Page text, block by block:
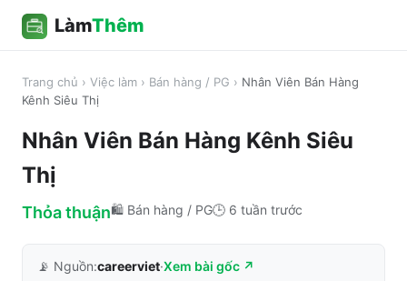
LàmThêm
Trang chủ › Việc làm › Bán hàng / PG › Nhân Viên Bán Hàng
Kênh Siêu Thị
Nhân Viên Bán Hàng Kênh Siêu
Thị
Thỏa thuận🛍️ Bán hàng / PG🕒 6 tuần trước
📡 Nguồn:careerviet·Xem bài gốc ↗